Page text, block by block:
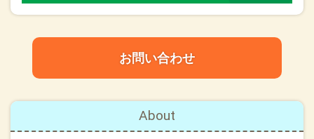
お問い合わせ
About